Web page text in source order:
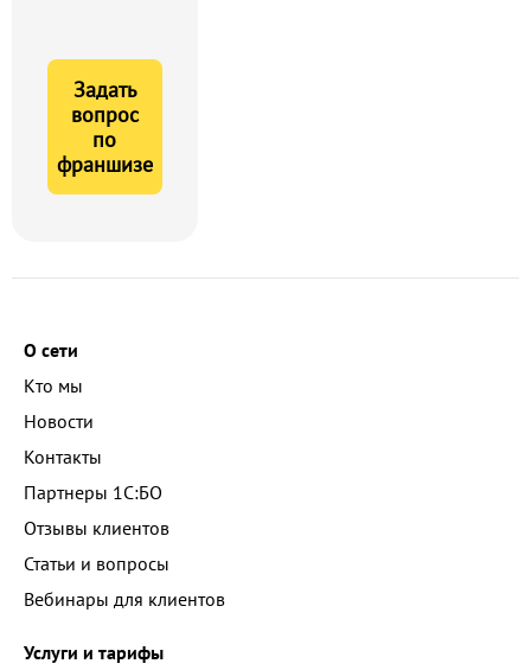
Задать
вопрос
по
франшизе
О сети
Кто мы
Новости
Контакты
Партнеры 1С:БО
Отзывы клиентов
Статьи и вопросы
Вебинары для клиентов
Услуги и тарифы